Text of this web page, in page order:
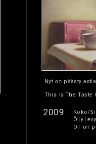
Nyt on päästy
This Is The Taste
2009
Koko/
Öljy
Oil on